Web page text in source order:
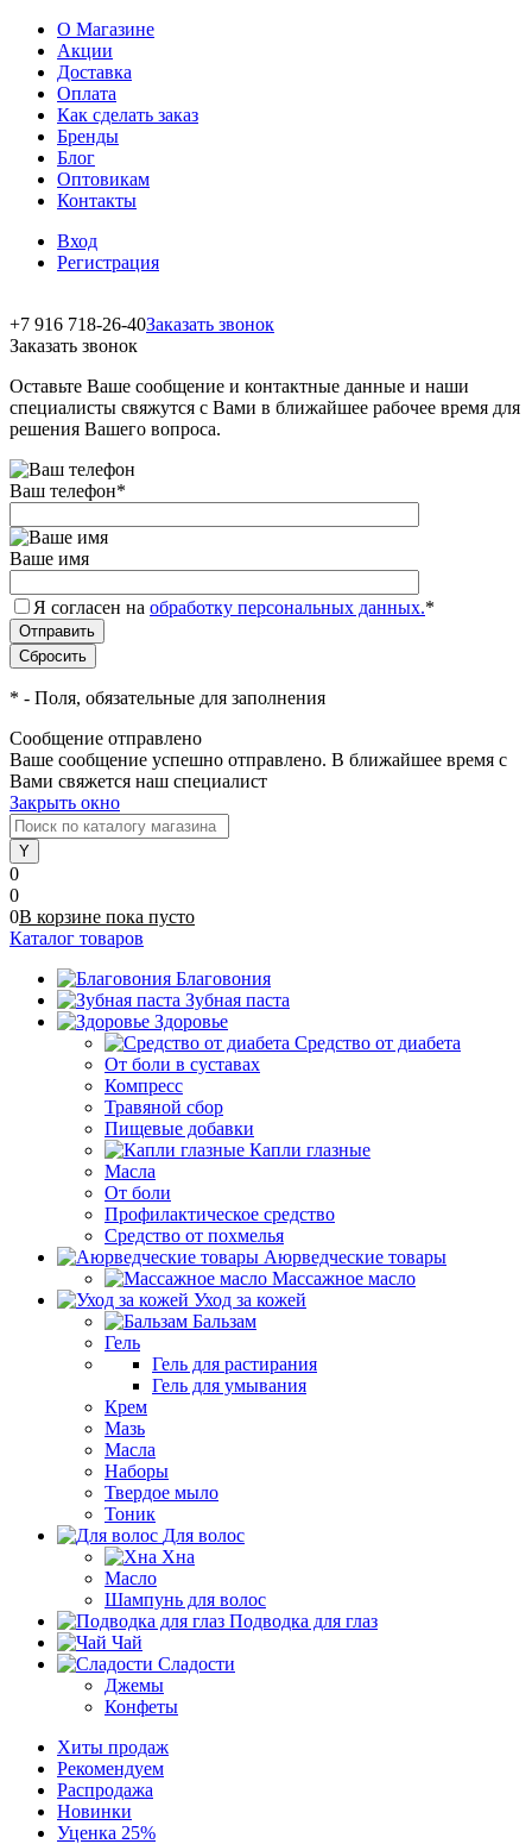
О Магазине
Акции
Доставка
Оплата
Как сделать заказ
Бренды
Блог
Оптовикам
Контакты
Вход
Регистрация
+7 916 718-26-40Заказать звонок
Заказать звонок
Оставьте Ваше сообщение и контактные данные и наши
специалисты свяжутся с Вами в ближайшее рабочее время для
решения Вашего вопроса.
Ваш телефон*
Ваше имя
Я согласен на обработку персональных данных.*
* - Поля, обязательные для заполнения
Сообщение отправлено
Ваше сообщение успешно отправлено. В ближайшее время с
Вами свяжется наш специалист
Закрыть окно
0
0
0В корзине пока пусто
Каталог товаров
Благовония
Зубная паста
Здоровье
Средство от диабета
От боли в суставах
Компресс
Травяной сбор
Пищевые добавки
Капли глазные
Масла
От боли
Профилактическое средство
Средство от похмелья
Аюрведческие товары
Массажное масло
Уход за кожей
Бальзам
Гель
Гель для растирания
Гель для умывания
Крем
Мазь
Масла
Наборы
Твердое мыло
Тоник
Для волос
Хна
Масло
Шампунь для волос
Подводка для глаз
Чай
Сладости
Джемы
Конфеты
Хиты продаж
Рекомендуем
Распродажа
Новинки
Уценка 25%